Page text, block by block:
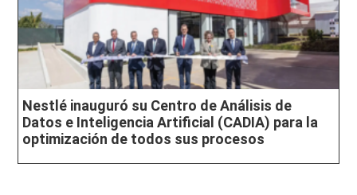
Nestlé inauguró su Centro de Análisis de
Datos e Inteligencia Artificial (CADIA) para la
optimización de todos sus procesos